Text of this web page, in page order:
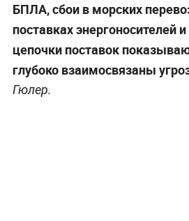
БПЛА, сбои в морских
поставках энергоносителей
цепочки поставок
глубоко взаимосвязаны
Гюлер.